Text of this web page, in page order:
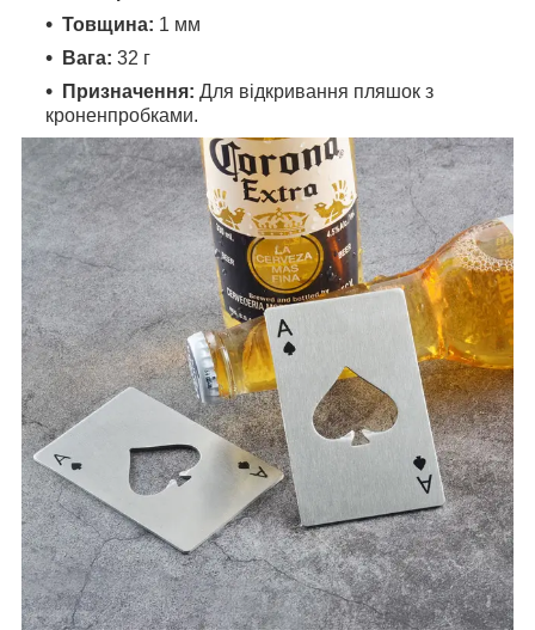
Товщина: 1 мм
Вага: 32 г
Призначення: Для відкривання пляшок з
кроненпробками.